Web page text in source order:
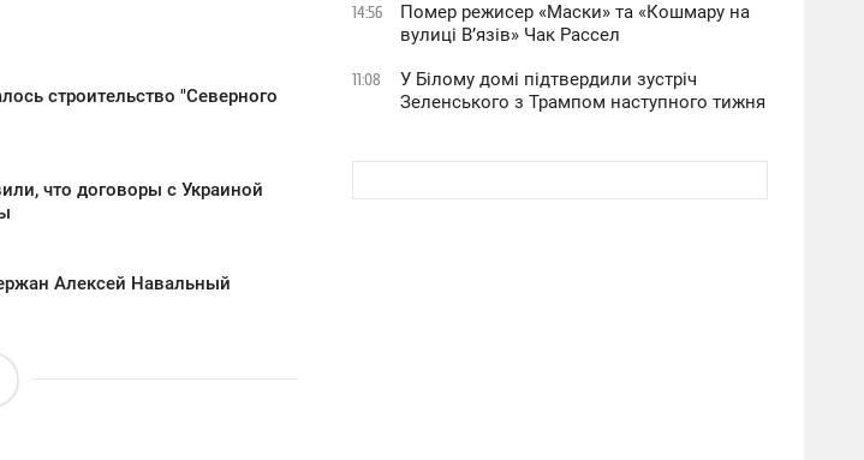
строительство "Северного
что договоры с Украиной
Алексей Навальный
14:56
Помер режисер «Маски» та «Кошмару на
вулиці В’язів» Чак Рассел
11:08
У Білому домі підтвердили зустріч
Зеленського з Трампом наступного тижня